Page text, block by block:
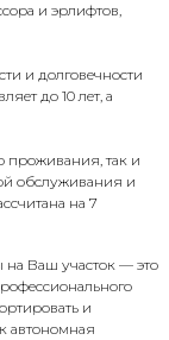
и эрлифтов,
и долговечности
до 10 лет, а
проживания, так и
обслуживания и
на 7
на Ваш участок — это
и
автономная